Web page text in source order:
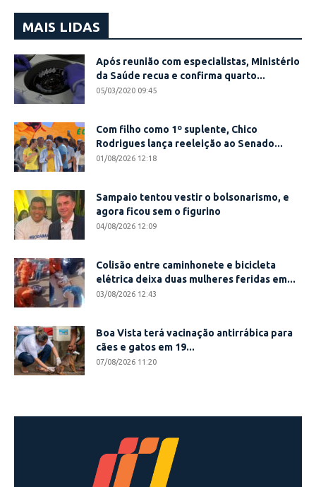
MAIS LIDAS
Após reunião com especialistas, Ministério
da Saúde recua e confirma quarto...
05/03/2020 09:45
Com filho como 1º suplente, Chico
Rodrigues lança reeleição ao Senado...
01/08/2026 12:18
Sampaio tentou vestir o bolsonarismo, e
agora ficou sem o figurino
04/08/2026 12:09
Colisão entre caminhonete e bicicleta
elétrica deixa duas mulheres feridas em...
03/08/2026 12:43
Boa Vista terá vacinação antirrábica para
cães e gatos em 19...
07/08/2026 11:20